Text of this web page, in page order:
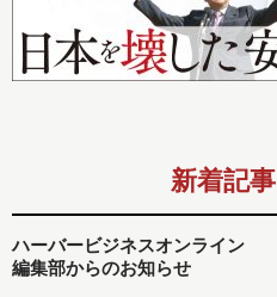
新着記事
ハーバービジネスオンライン
編集部からのお知らせ